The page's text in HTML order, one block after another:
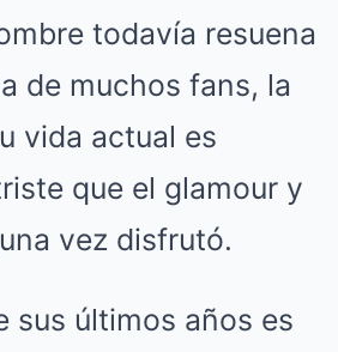
todavía resuena
de muchos fans, la
vida actual es
que el glamour y
vez disfrutó.
sus últimos años es